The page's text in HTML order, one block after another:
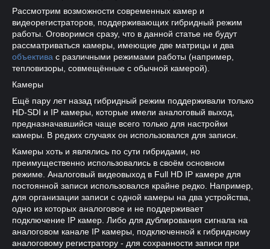
Рассмотрим возможности современных камер и
видеорегистраторов, поддерживающих гибридный режим
работы. Оговоримся сразу, что в данной статье не будут
рассматриваться камеры, имеющие две матрицы и два
объектива с различными режимами работы (например,
тепловизоры, совмещённые с обычной камерой).
Камеры
Ещё пару лет назад гибридный режим поддерживали только
HD-SDI и IP камеры, которые имели аналоговый выход,
предназначавшийся чаще всего только для настройки
камеры. В редких случаях он использовался для записи.
Камеры хоть и являлись по сути гибридами, но
преимущественно использовались в своём основном
режиме. Аналоговый видеовыход в Full HD IP камере для
постоянной записи использовался крайне редко. Например,
для организации записи с одной камеры на два устройства,
одно из которых аналоговое и не поддерживает
подключение IP камер. Либо для дублирования сигнала на
аналоговом канале IP камеры, подключенной к гибридному
аналоговому регистратору - для сохранности записи при